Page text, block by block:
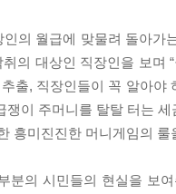
의 월급에 맞물려 돌아가
의 대상인 직장인을 보며
출, 직장인들이 꼭 알아야
이 주머니를 탈탈 터는 세
흥미진진한 머니게임의 룰
분의 시민들의 현실을 보